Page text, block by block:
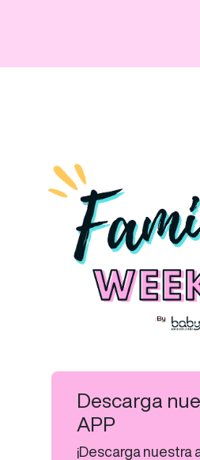
Descarga
APP
¡Descarga nuestra